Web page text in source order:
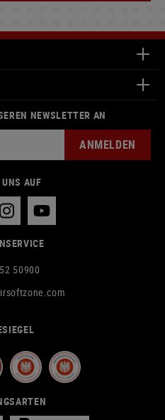
NEWSLETTER AN
ANMELDEN
UNS AUF
50900